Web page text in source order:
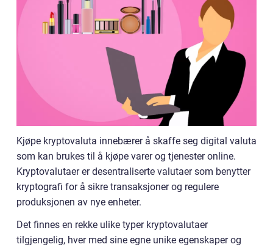
Kjøpe kryptovaluta innebærer å skaffe seg digital valuta
som kan brukes til å kjøpe varer og tjenester online.
Kryptovalutaer er desentraliserte valutaer som benytter
kryptografi for å sikre transaksjoner og regulere
produksjonen av nye enheter.
Det finnes en rekke ulike typer kryptovalutaer
tilgjengelig, hver med sine egne unike egenskaper og